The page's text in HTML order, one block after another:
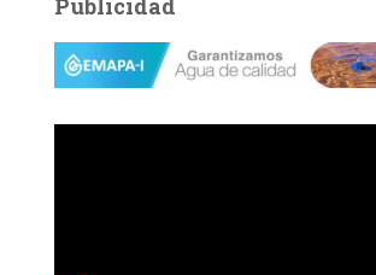
g
o
a
Publicidad